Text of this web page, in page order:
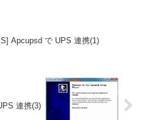
Apcupsd で UPS 連携(1)
連携(3)